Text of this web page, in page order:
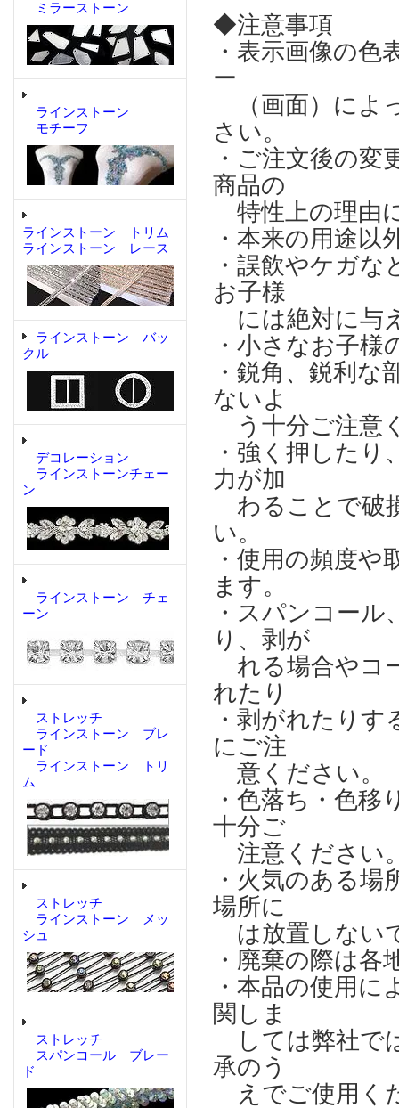
ミラーストーン
ラインストーン
モチーフ
ラインストーン トリム
ラインストーン レース
ラインストーン バッ
クル
デコレーション
ラインストーンチェー
ン
ラインストーン チェ
ーン
ストレッチ
ラインストーン ブレ
ード
ラインストーン トリ
ム
ストレッチ
ラインストーン メッ
シュ
ストレッチ
スパンコール ブレー
ド
◆注意事項
・表示画像の
ー
（画面）によ
さい。
・ご注文後の
商品の
特性上の理由
・本来の用途
・誤飲やケガ
お子様
には絶対に与
・小さなお子
・鋭角、鋭利
ないよ
う十分ご注意
・強く押した
力が加
わることで破
い。
・使用の頻度
ます。
・スパンコー
り、剥が
れる場合やコ
れたり
・剥がれたり
にご注
意ください。
・色落ち・色
十分ご
注意ください
・火気のある場
場所に
は放置しない
・廃棄の際は
・本品の使用
関しま
しては弊社で
承のう
えでご使用く